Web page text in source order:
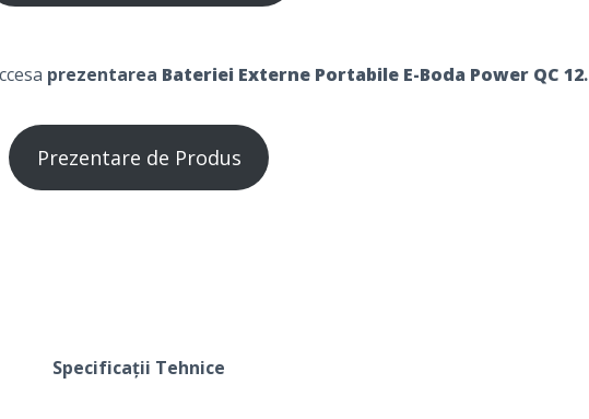
prezentarea Bateriei Externe Portabile E-Boda Power QC 12.
Prezentare de Produs
Specificații Tehnice